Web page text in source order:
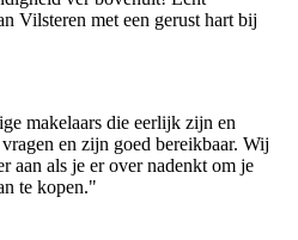
Vilsteren met een gerust hart bij
makelaars die eerlijk zijn en
en zijn goed bereikbaar. Wij
aan als je er over nadenkt om je
te kopen."